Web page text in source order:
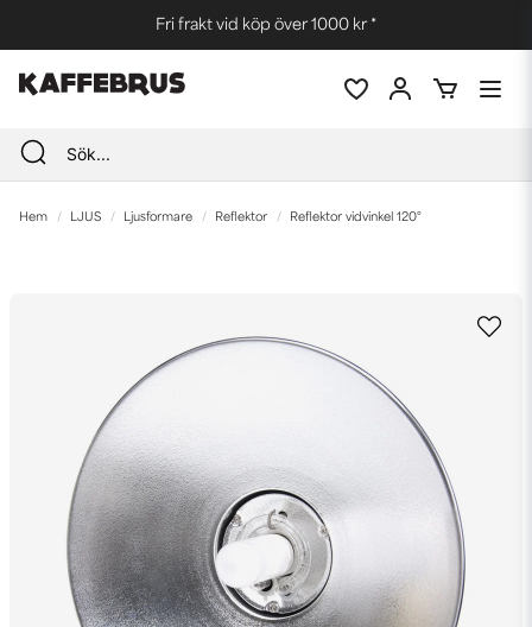
Fri frakt vid köp över 1000 kr *
Hem LJUS Ljusformare Reflektor Reflektor vidvinkel 120°